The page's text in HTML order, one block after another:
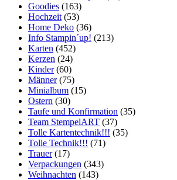
Goodies (163)
Hochzeit (53)
Home Deko (36)
Info Stampin´up! (213)
Karten (452)
Kerzen (24)
Kinder(60)
Männer(75)
Minialbum (15)
Ostern (30)
Taufe und Konfirmation (35)
Team StempelART (37)
Tolle Kartentechnik!!! (35)
Tolle Technik!!! (71)
Trauer(17)
Verpackungen (343)
Weihnachten (143)